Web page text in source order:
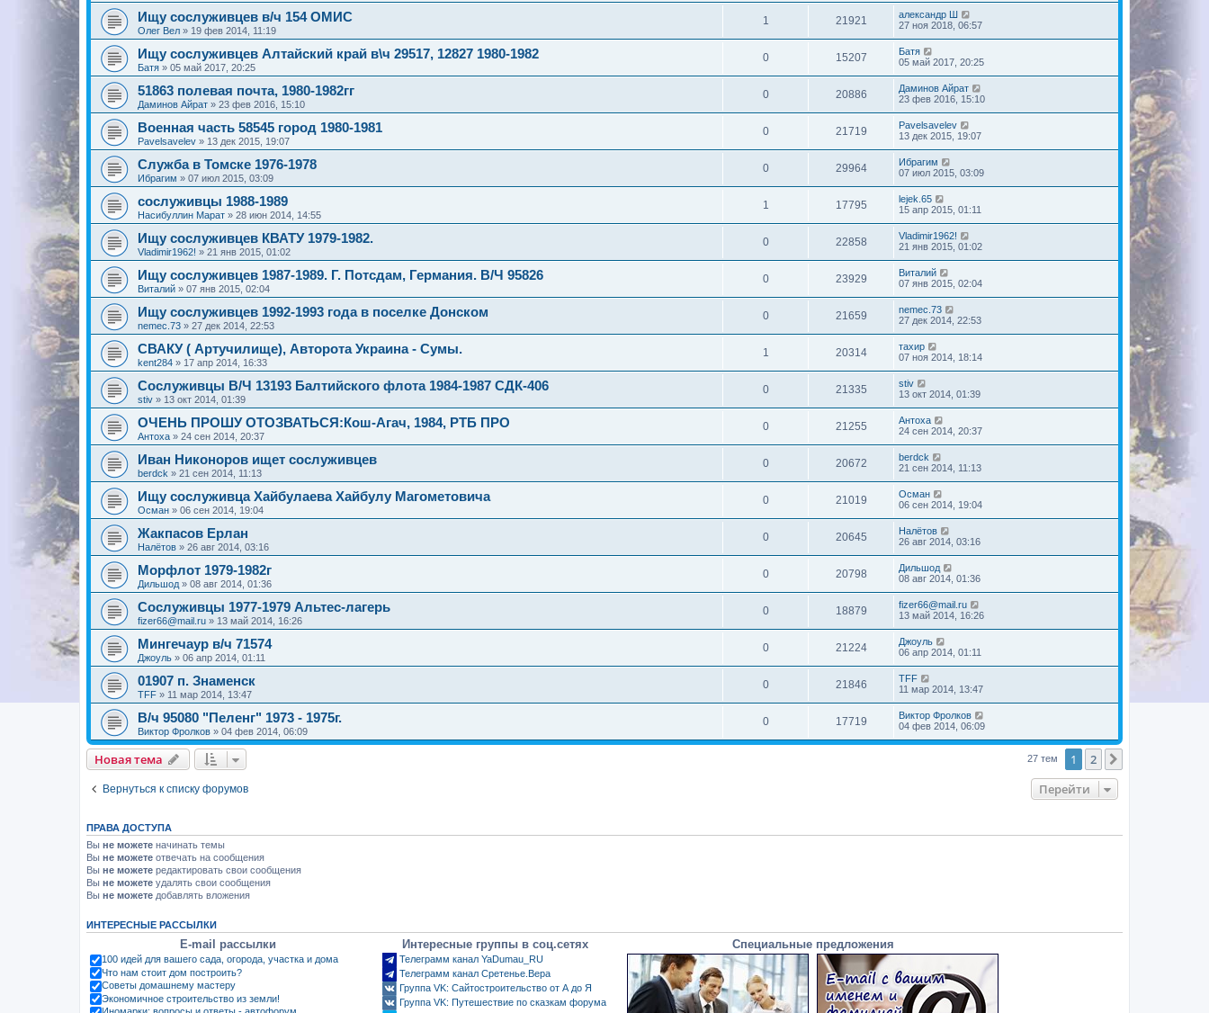
Ищу сослуживцев в/ч 154 ОМИС
Олег Вел » 19 фев 2014, 11:19
1 21921
александр Ш
27 ноя 2018, 06:57
Ищу сослуживцев Алтайский край в\ч 29517, 12827 1980-1982
Батя » 05 май 2017, 20:25
0 15207
Батя
05 май 2017, 20:25
51863 полевая почта, 1980-1982гг
Даминов Айрат » 23 фев 2016, 15:10
0 20886
Даминов Айрат
23 фев 2016, 15:10
Военная часть 58545 город 1980-1981
Pavelsavelev » 13 дек 2015, 19:07
0 21719
Pavelsavelev
13 дек 2015, 19:07
Служба в Томске 1976-1978
Ибрагим » 07 июл 2015, 03:09
0 29964
Ибрагим
07 июл 2015, 03:09
сослуживцы 1988-1989
Насибуллин Марат » 28 июн 2014, 14:55
1 17795
lejek.65
15 апр 2015, 01:11
Ищу сослуживцев КВАТУ 1979-1982.
Vladimir1962! » 21 янв 2015, 01:02
0 22858
Vladimir1962!
21 янв 2015, 01:02
Ищу сослуживцев 1987-1989. Г. Потсдам, Германия. В/Ч 95826
Виталий » 07 янв 2015, 02:04
0 23929
Виталий
07 янв 2015, 02:04
Ищу сослуживцев 1992-1993 года в поселке Донском
nemec.73 » 27 дек 2014, 22:53
0 21659
nemec.73
27 дек 2014, 22:53
СВАКУ ( Артучилище), Авторота Украина - Сумы.
kent284 » 17 апр 2014, 16:33
1 20314
тахир
07 ноя 2014, 18:14
Сослуживцы В/Ч 13193 Балтийского флота 1984-1987 СДК-406
stiv » 13 окт 2014, 01:39
0 21335
stiv
13 окт 2014, 01:39
ОЧЕНЬ ПРОШУ ОТОЗВАТЬСЯ:Кош-Агач, 1984, РТБ ПРО
Антоха » 24 сен 2014, 20:37
0 21255
Антоха
24 сен 2014, 20:37
Иван Никоноров ищет сослуживцев
berdck » 21 сен 2014, 11:13
0 20672
berdck
21 сен 2014, 11:13
Ищу сослуживца Хайбулаева Хайбулу Магометовича
Осман » 06 сен 2014, 19:04
0 21019
Осман
06 сен 2014, 19:04
Жакпасов Ерлан
Налётов » 26 авг 2014, 03:16
0 20645
Налётов
26 авг 2014, 03:16
Морфлот 1979-1982г
Дильшод » 08 авг 2014, 01:36
0 20798
Дильшод
08 авг 2014, 01:36
Сослуживцы 1977-1979 Альтес-лагерь
fizer66@mail.ru » 13 май 2014, 16:26
0 18879
fizer66@mail.ru
13 май 2014, 16:26
Мингечаур в/ч 71574
Джоуль » 06 апр 2014, 01:11
0 21224
Джоуль
06 апр 2014, 01:11
01907 п. Знаменск
TFF » 11 мар 2014, 13:47
0 21846
TFF
11 мар 2014, 13:47
В/ч 95080 "Пеленг" 1973 - 1975г.
Виктор Фролков » 04 фев 2014, 06:09
0 17719
Виктор Фролков
04 фев 2014, 06:09
Новая тема 27 тем 1 2
Вернуться к списку форумов Перейти
ПРАВА ДОСТУПА
Вы не можете начинать темы
Вы не можете отвечать на сообщения
Вы не можете редактировать свои сообщения
Вы не можете удалять свои сообщения
Вы не можете добавлять вложения
ИНТЕРЕСНЫЕ РАССЫЛКИ
E-mail рассылки
100 идей для вашего сада, огорода, участка и дома
Что нам стоит дом построить?
Советы домашнему мастеру
Экономичное строительство из земли!
Интересные группы в соц.сетях
Телеграмм канал YaDumau_RU
Телеграмм канал Сретенье.Вера
Группа VK: Сайтостроительство от А до Я
Группа VK: Путешествие по сказкам форума
Специальные предложения